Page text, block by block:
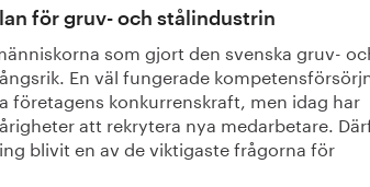
för gruv- och stålindustrin
som gjort den svenska gruv-
En väl fungerade
företagens konkurrenskraft, men idag har
att rekrytera nya medarbetare.
blivit en av de viktigaste frågorna för